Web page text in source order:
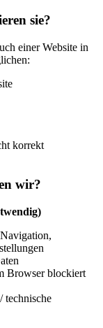
sie?
einer Website in
korrekt
wir?
Browser blockiert
technische